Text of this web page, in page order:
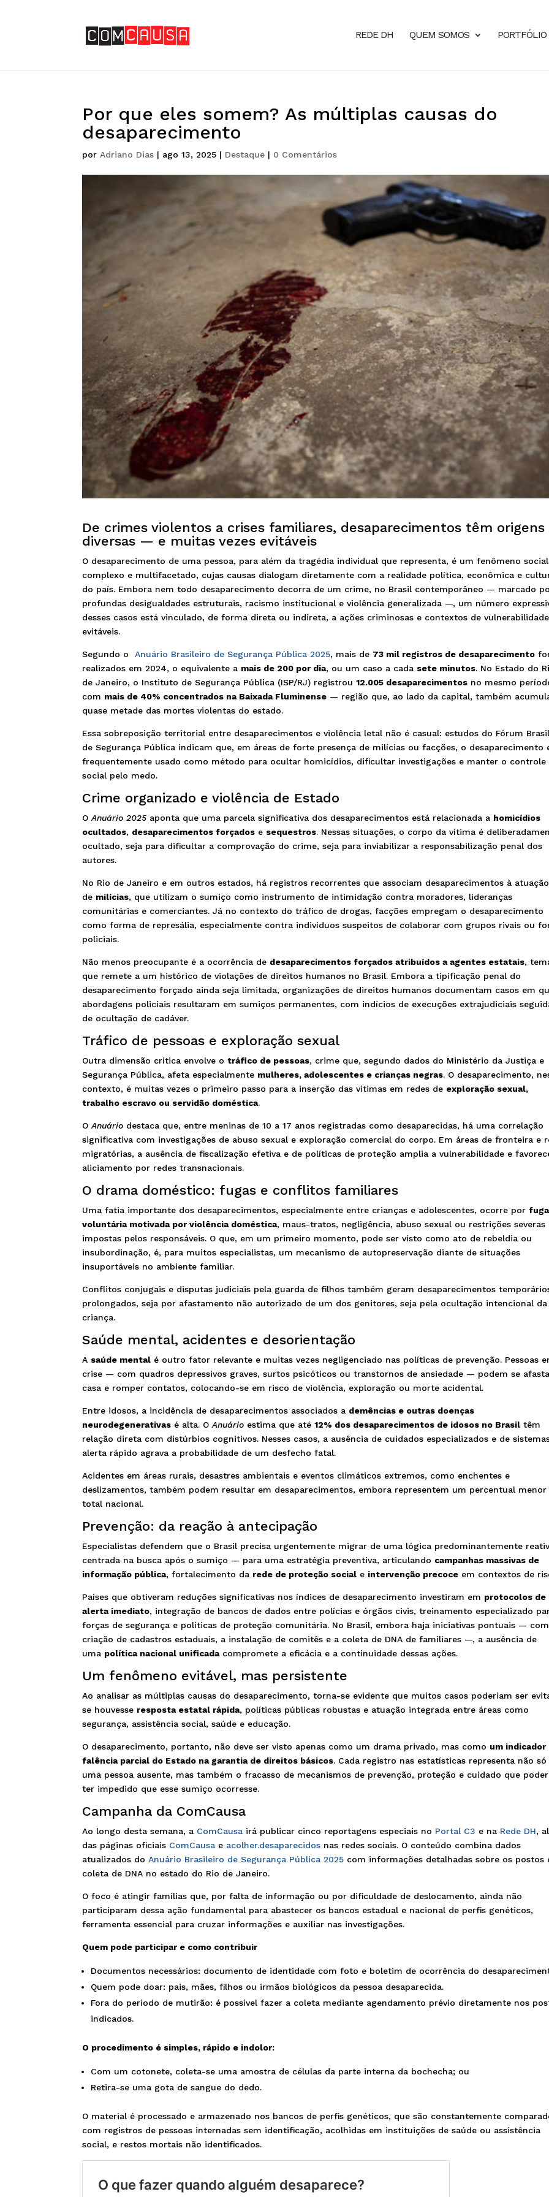
REDE DH QUEM SOMOS PORTFÓLIO
Por que eles somem? As múltiplas causas do
desaparecimento
por Adriano Dias | ago 13, 2025 | Destaque | 0 Comentários
De crimes violentos a crises familiares, desaparecimentos têm origens
diversas — e muitas vezes evitáveis
O desaparecimento de uma pessoa, para além da tragédia individual que representa, é um fenômeno social
complexo e multifacetado, cujas causas dialogam diretamente com a realidade política, econômica e
do país. Embora nem todo desaparecimento decorra de um crime, no Brasil contemporâneo — marcado
profundas desigualdades estruturais, racismo institucional e violência generalizada —, um número
desses casos está vinculado, de forma direta ou indireta, a ações criminosas e contextos de vulnerabilidade
evitáveis.
Segundo oAnuário Brasileiro de Segurança Pública 2025, mais de 73 mil registros de desaparecimento
realizados em 2024, o equivalente a mais de 200 por dia, ou um caso a cada sete minutos. No Estado do
de Janeiro, o Instituto de Segurança Pública (ISP/RJ) registrou12.005 desaparecimentos no mesmo
com mais de 40% concentrados na Baixada Fluminense — região que, ao lado da capital, também
quase metade das mortes violentas do estado.
Essa sobreposição territorial entre desaparecimentos e violência letal não é casual: estudos do Fórum
de Segurança Pública indicam que, em áreas de forte presença de milícias ou facções, o desaparecimento
frequentemente usado como método para ocultar homicídios, dificultar investigações e manter o controle
social pelo medo.
Crime organizado e violência de Estado
OAnuário 2025 aponta que uma parcela significativa dos desaparecimentos está relacionada a homicídios
ocultados, desaparecimentos forçados e sequestros. Nessas situações, o corpo da vítima é
ocultado, seja para dificultar a comprovação do crime, seja para inviabilizar a responsabilização penal dos
autores.
No Rio de Janeiro e em outros estados, há registros recorrentes que associam desaparecimentos à atuação
de milícias, que utilizam o sumiço como instrumento de intimidação contra moradores, lideranças
comunitárias e comerciantes. Já no contexto do tráfico de drogas, facções empregam o desaparecimento
como forma de represália, especialmente contra indivíduos suspeitos de colaborar com grupos rivais ou
policiais.
Não menos preocupante é a ocorrência de desaparecimentos forçados atribuídos a agentes estatais,
que remete a um histórico de violações de direitos humanos no Brasil. Embora a tipificação penal do
desaparecimento forçado ainda seja limitada, organizações de direitos humanos documentam casos em
abordagens policiais resultaram em sumiços permanentes, com indícios de execuções extrajudiciais
de ocultação de cadáver.
Tráfico de pessoas e exploração sexual
Outra dimensão crítica envolve otráfico de pessoas, crime que, segundo dados do Ministério da Justiça e
Segurança Pública, afeta especialmente mulheres, adolescentes e crianças negras. O desaparecimento,
contexto, é muitas vezes o primeiro passo para a inserção das vítimas em redes de exploração sexual,
trabalho escravo ou servidão doméstica.
OAnuário destaca que, entre meninas de 10 a 17 anos registradas como desaparecidas, há uma correlação
significativa com investigações de abuso sexual e exploração comercial do corpo. Em áreas de fronteira e
migratórias, a ausência de fiscalização efetiva e de políticas de proteção amplia a vulnerabilidade e
aliciamento por redes transnacionais.
O drama doméstico: fugas e conflitos familiares
Uma fatia importante dos desaparecimentos, especialmente entre crianças e adolescentes, ocorre porfuga
voluntária motivada por violência doméstica, maus-tratos, negligência, abuso sexual ou restrições severas
impostas pelos responsáveis. O que, em um primeiro momento, pode ser visto como ato de rebeldia ou
insubordinação, é, para muitos especialistas, um mecanismo de autopreservação diante de situações
insuportáveis no ambiente familiar.
Conflitos conjugais e disputas judiciais pela guarda de filhos também geram desaparecimentos
prolongados, seja por afastamento não autorizado de um dos genitores, seja pela ocultação intencional da
criança.
Saúde mental, acidentes e desorientação
A saúde mental é outro fator relevante e muitas vezes negligenciado nas políticas de prevenção. Pessoas
crise — com quadros depressivos graves, surtos psicóticos ou transtornos de ansiedade — podem se
casa e romper contatos, colocando-se em risco de violência, exploração ou morte acidental.
Entre idosos, a incidência de desaparecimentos associados a demências e outras doenças
neurodegenerativas é alta. OAnuário estima que até12% dos desaparecimentos de idosos no Brasil têm
relação direta com distúrbios cognitivos. Nesses casos, a ausência de cuidados especializados e de
alerta rápido agrava a probabilidade de um desfecho fatal.
Acidentes em áreas rurais, desastres ambientais e eventos climáticos extremos, como enchentes e
deslizamentos, também podem resultar em desaparecimentos, embora representem um percentual menor
total nacional.
Prevenção: da reação à antecipação
Especialistas defendem que o Brasil precisa urgentemente migrar de uma lógica predominantemente
centrada na busca após o sumiço — para uma estratégia preventiva, articulando campanhas massivas de
informação pública, fortalecimento da rede de proteção social e intervenção precoce em contextos de
Países que obtiveram reduções significativas nos índices de desaparecimento investiram em protocolos de
alerta imediato, integração de bancos de dados entre polícias e órgãos civis, treinamento especializado
forças de segurança e políticas de proteção comunitária. No Brasil, embora haja iniciativas pontuais —
criação de cadastros estaduais, a instalação de comitês e a coleta de DNA de familiares —, a ausência de
uma política nacional unificadacompromete a eficácia e a continuidade dessas ações.
Um fenômeno evitável, mas persistente
Ao analisar as múltiplas causas do desaparecimento, torna-se evidente que muitos casos poderiam ser
se houvesse resposta estatal rápida, políticas públicas robustas e atuação integrada entre áreas como
segurança, assistência social, saúde e educação.
O desaparecimento, portanto, não deve ser visto apenas como um drama privado, mas como um indicador
falência parcial do Estado na garantia de direitos básicos. Cada registro nas estatísticas representa não só
uma pessoa ausente, mas também o fracasso de mecanismos de prevenção, proteção e cuidado que
ter impedido que esse sumiço ocorresse.
Campanha da ComCausa
Ao longo desta semana, a ComCausa irá publicar cinco reportagens especiais no Portal C3 e na Rede DH,
das páginas oficiais ComCausa e acolher.desaparecidos nas redes sociais. O conteúdo combina dados
atualizados doAnuário Brasileiro de Segurança Pública 2025 com informações detalhadas sobre os postos
coleta de DNA no estado do Rio de Janeiro.
O foco é atingir famílias que, por falta de informação ou por dificuldade de deslocamento, ainda não
participaram dessa ação fundamental para abastecer os bancos estadual e nacional de perfis genéticos,
ferramenta essencial para cruzar informações e auxiliar nas investigações.
Quem pode participar e como contribuir
Documentos necessários: documento de identidade com foto e boletim de ocorrência do
Quem pode doar: pais, mães, filhos ou irmãos biológicos da pessoa desaparecida.
Fora do período de mutirão: é possível fazer a coleta mediante agendamento prévio diretamente nos
indicados.
O procedimento é simples, rápido e indolor:
Com um cotonete, coleta-se uma amostra de células da parte interna da bochecha; ou
Retira-se uma gota de sangue do dedo.
O material é processado e armazenado nos bancos de perfis genéticos, que são constantemente
com registros de pessoas internadas sem identificação, acolhidas em instituições de saúde ou assistência
social, e restos mortais não identificados.